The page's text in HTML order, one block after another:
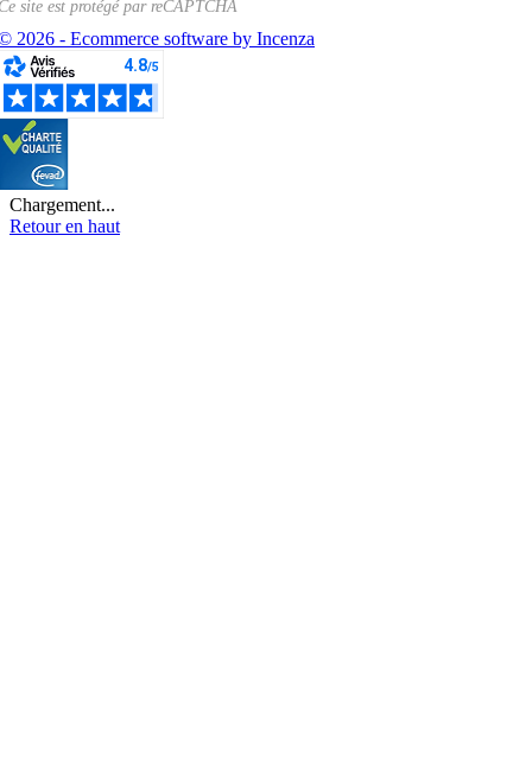
site est protégé parreCAPTCHA
2026 - Ecommerce software by Incenza
Chargement...
Retour en haut